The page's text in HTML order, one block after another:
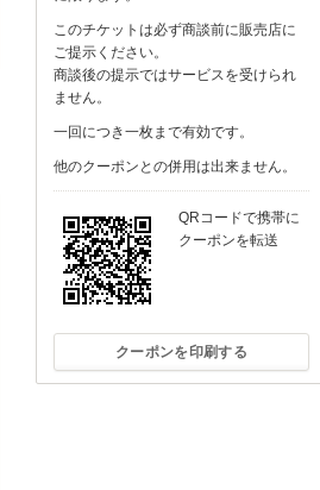
このチケットは必ず商談前に販売店に
ご提示ください。
商談後の提示ではサービスを受けられ
ません。
一回につき一枚まで有効です。
他のクーポンとの併用は出来ません。
QRコードで携帯に
クーポンを転送
クーポンを印刷する